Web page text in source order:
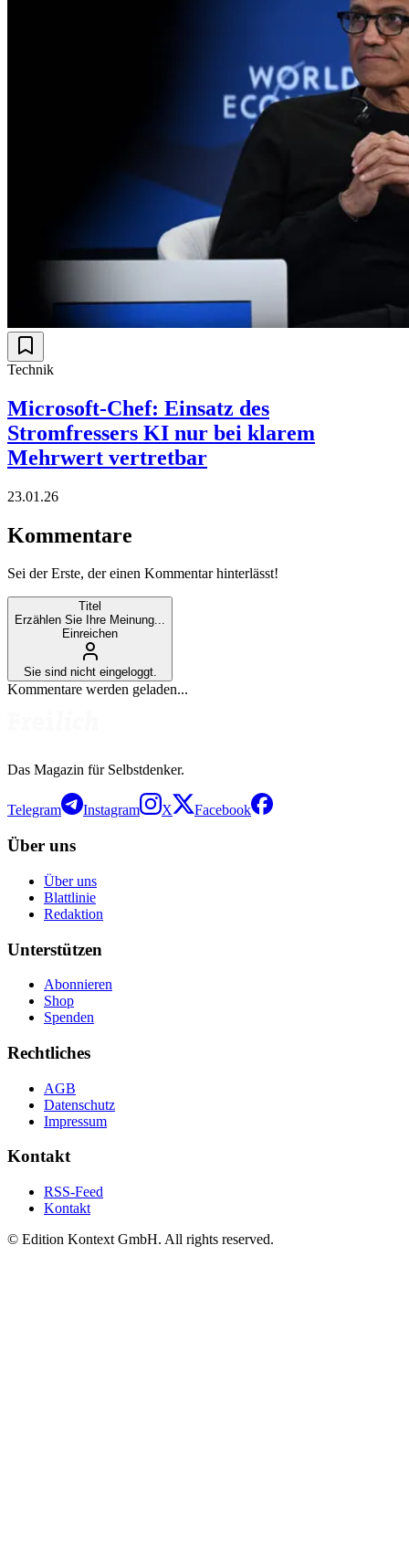
Technik
Microsoft-Chef: Einsatz des
Stromfressers KI nur bei klarem
Mehrwert vertretbar
23.01.26
Kommentare
Sei der Erste, der einen Kommentar hinterlässt!
Titel
Erzählen Sie Ihre Meinung...
Einreichen
Sie sind nicht eingeloggt.
Kommentare werden geladen...
Das Magazin für Selbstdenker.
Telegram Instagram X Facebook
Über uns
Über uns
Blattlinie
Redaktion
Unterstützen
Abonnieren
Shop
Spenden
Rechtliches
AGB
Datenschutz
Impressum
Kontakt
RSS-Feed
Kontakt
© Edition Kontext GmbH. All rights reserved.